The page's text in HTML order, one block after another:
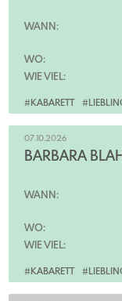
#KABARETT
WANN:
WO:
WIE VIEL:
#KABARETT
07.10.2026
BARBARA
WANN:
WO:
WIE VIEL: